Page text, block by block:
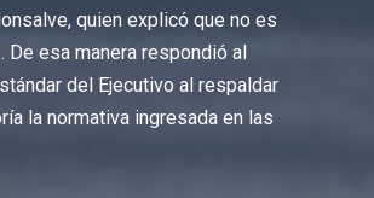
quien explicó que no es
esa manera respondió al
del Ejecutivo al respaldar
la normativa ingresada en las